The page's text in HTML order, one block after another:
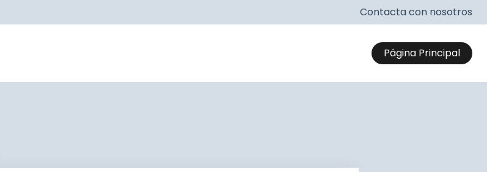
Contacta con nosotros
Página Principal